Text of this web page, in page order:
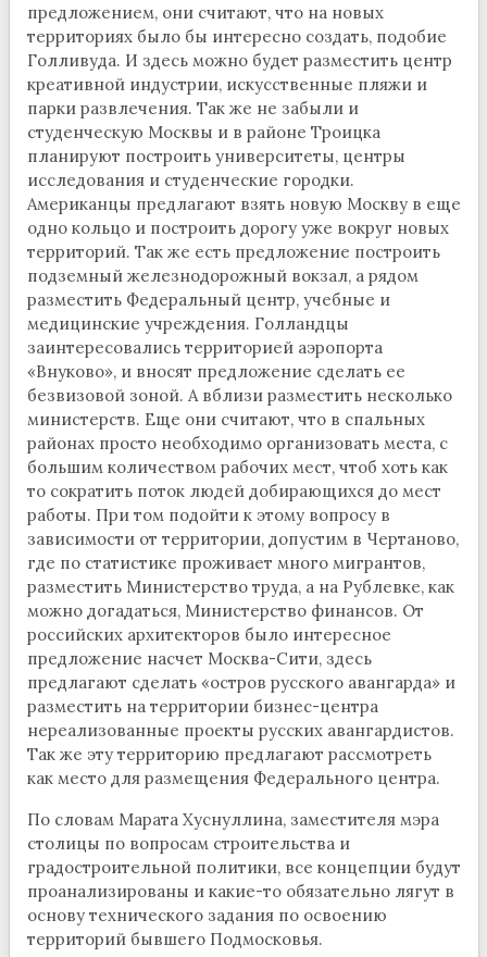
предложением, они считают, что на новых
территориях было бы интересно создать, подобие
Голливуда. И здесь можно будет разместить центр
креативной индустрии, искусственные пляжи и
парки развлечения. Так же не забыли и
студенческую Москвы и в районе Троицка
планируют построить университеты, центры
исследования и студенческие городки.
Американцы предлагают взять новую Москву в еще
одно кольцо и построить дорогу уже вокруг новых
территорий. Так же есть предложение построить
подземный железнодорожный вокзал, а рядом
разместить Федеральный центр, учебные и
медицинские учреждения. Голландцы
заинтересовались территорией аэропорта
«Внуково», и вносят предложение сделать ее
безвизовой зоной. А вблизи разместить несколько
министерств. Еще они считают, что в спальных
районах просто необходимо организовать места, с
большим количеством рабочих мест, чтоб хоть как
то сократить поток людей добирающихся до мест
работы. При том подойти к этому вопросу в
зависимости от территории, допустим в Чертаново,
где по статистике проживает много мигрантов,
разместить Министерство труда, а на Рублевке, как
можно догадаться, Министерство финансов. От
российских архитекторов было интересное
предложение насчет Москва-Сити, здесь
предлагают сделать «остров русского авангарда» и
разместить на территории бизнес-центра
нереализованные проекты русских авангардистов.
Так же эту территорию предлагают рассмотреть
как место для размещения Федерального центра.
По словам Марата Хуснуллина, заместителя мэра
столицы по вопросам строительства и
градостроительной политики, все концепции будут
проанализированы и какие-то обязательно лягут в
основу технического задания по освоению
территорий бывшего Подмосковья.